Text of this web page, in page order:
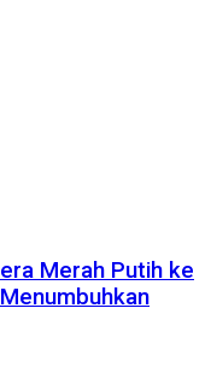
Merah Putih ke